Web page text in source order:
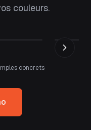
couleurs.
concrets